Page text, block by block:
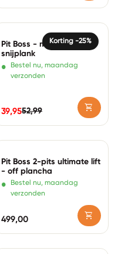
Korting -25%
Pit Boss - magnetisch
snijplank
•
Bestel nu, maandag
verzonden
Normale prijs
52,99
Verkoopprijs
39,95 shopping_cart
Pit Boss 2-pits ultimate lift
- off plancha
•
Bestel nu, maandag
verzonden
Normale prijs
499,00 shopping_cart